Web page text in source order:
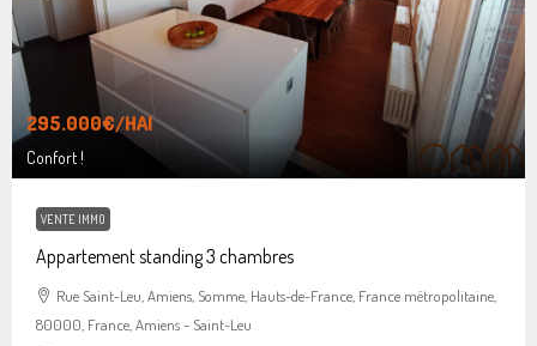
295.000€/HAI
Confort !
VENTE IMMO
Appartement standing 3 chambres
Rue Saint-Leu, Amiens, Somme, Hauts-de-France, France métropolitaine,
80000, France, Amiens - Saint-Leu